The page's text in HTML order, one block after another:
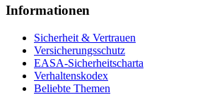
Informationen
Sicherheit & Vertrauen
Versicherungsschutz
EASA-Sicherheitscharta
Verhaltenskodex
Beliebte Themen